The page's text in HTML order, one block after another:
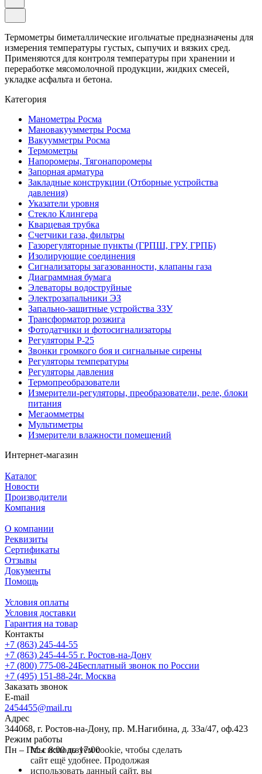
Термометры биметаллические игольчатые предназначены для
измерения температуры густых, сыпучих и вязких сред.
Применяются для контроля температуры при хранении и
переработке мясомолочной продукции, жидких смесей,
укладке асфальта и бетона.
Категория
Манометры Росма
Мановакуумметры Росма
Вакуумметры Росма
Термометры
Напоромеры, Тягонапоромеры
Запорная арматура
Закладные конструкции (Отборные устройства
давления)
Указатели уровня
Стекло Клингера
Кварцевая трубка
Счетчики газа, фильтры
Газорегуляторные пункты (ГРПШ, ГРУ, ГРПБ)
Изолирующие соединения
Сигнализаторы загазованности, клапаны газа
Диаграммная бумага
Элеваторы водоструйные
Электрозапальники ЭЗ
Запально-защитные устройства ЗЗУ
Трансформатор розжига
Фотодатчики и фотосигнализаторы
Регуляторы Р-25
Звонки громкого боя и сигнальные сирены
Регуляторы температуры
Регуляторы давления
Термопреобразователи
Измерители-регуляторы, преобразователи, реле, блоки
питания
Мегаомметры
Мультиметры
Измерители влажности помещений
Интернет-магазин
Каталог
Новости
Производители
Компания
О компании
Реквизиты
Сертификаты
Отзывы
Документы
Помощь
Условия оплаты
Условия доставки
Гарантия на товар
Контакты
+7 (863) 245-44-55
+7 (863) 245-44-55 г. Ростов-на-Дону
+7 (800) 775-08-24Бесплатный звонок по России
+7 (495) 151-88-24г. Москва
Заказать звонок
E-mail
2454455@mail.ru
Адрес
344068, г. Ростов-на-Дону, пр. М.Нагибина, д. 33а/47, оф.423
Режим работы
Пн – Пт: с 8:00 до 17:00
Мы используем cookie, чтобы сделать
сайт ещё удобнее. Продолжая
использовать данный сайт, вы